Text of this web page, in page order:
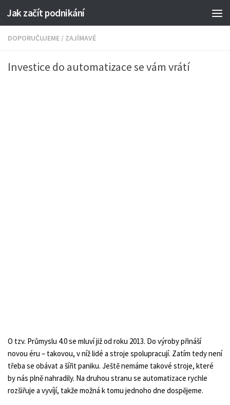
Jak začít podnikání
DOPORUČUJEME / ZAJÍMAVÉ
Investice do automatizace se vám vrátí
O tzv. Průmyslu 4.0 se mluví již od roku 2013. Do výroby přináší
novou éru – takovou, v níž lidé a stroje spolupracují. Zatím tedy není
třeba se obávat a šířit paniku. Ještě nemáme takové stroje, které
by nás plně nahradily. Na druhou stranu se automatizace rychle
rozšiřuje a vyvíjí, takže možná k tomu jednoho dne dospějeme.